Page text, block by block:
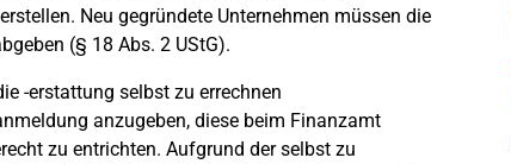
Neu gegründete Unternehmen müssen die
(§ 18 Abs. 2 UStG).
-erstattung selbst zu errechnen
anzugeben, diese beim Finanzamt
zu entrichten. Aufgrund der selbst zu